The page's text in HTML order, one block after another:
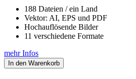
188 Dateien / ein Land
Vektor: AI, EPS und PDF
Hochauflösende Bilder
11 verschiedene Formate
mehr Infos
In den Warenkorb